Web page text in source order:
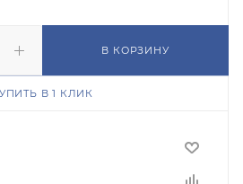
В КОРЗИНУ
В 1 КЛИК